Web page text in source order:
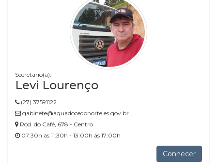
Secretario(a):
Levi Lourenço
(27) 37591122
gabinete@aguadocedonorte.es.gov.br
Rod. do Café, 678 - Centro
07:30h às 11:30h - 13:00h às 17:00h
Conhecer